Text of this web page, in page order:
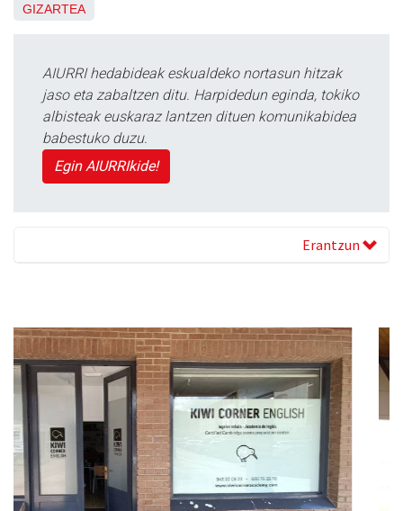
GIZARTEA
AIURRI hedabideak eskualdeko nortasun hitzak
jaso eta zabaltzen ditu. Harpidedun eginda, tokiko
albisteak euskaraz lantzen dituen komunikabidea
babestuko duzu.
Egin AIURRIkide!
Erantzun